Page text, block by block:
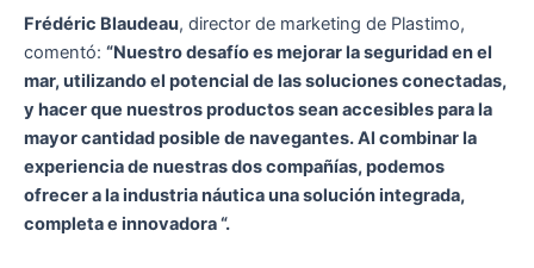
Frédéric Blaudeau, director de marketing de Plastimo,
comentó: “Nuestro desafío es mejorar la seguridad en el
mar, utilizando el potencial de las soluciones conectadas,
y hacer que nuestros productos sean accesibles para la
mayor cantidad posible de navegantes. Al combinar la
experiencia de nuestras dos compañías, podemos
ofrecer a la industria náutica una solución integrada,
completa e innovadora “.